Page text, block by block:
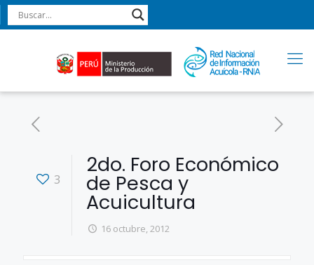
3
2do. Foro Económico
de Pesca y
Acuicultura
16 octubre, 2012